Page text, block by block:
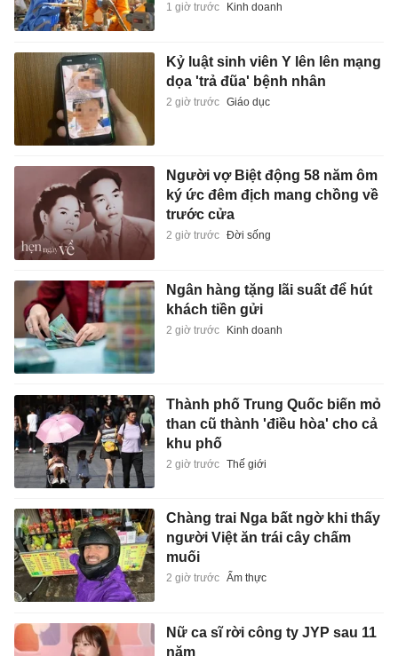
1 giờ trước Kinh doanh
Kỷ luật sinh viên Y lên lên mạng
dọa 'trả đũa' bệnh nhân
2 giờ trước Giáo dục
Người vợ Biệt động 58 năm ôm
ký ức đêm địch mang chồng về
trước cửa
2 giờ trước Đời sống
Ngân hàng tặng lãi suất để hút
khách tiền gửi
2 giờ trước Kinh doanh
Thành phố Trung Quốc biến mỏ
than cũ thành 'điều hòa' cho cả
khu phố
2 giờ trước Thế giới
Chàng trai Nga bất ngờ khi thấy
người Việt ăn trái cây chấm
muối
2 giờ trước Ẩm thực
Nữ ca sĩ rời công ty JYP sau 11
năm